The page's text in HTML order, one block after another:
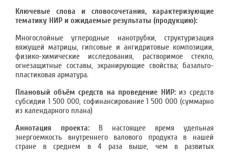
Ключевые слова и словосочетания, характеризующие
тематику НИР и ожидаемые результаты (продукцию):
Многослойные углеродные нанотрубки, структуризация
вяжущей матрицы, гипсовые и ан­гидритовые композиции,
физико-химические исследования, растворимое стекло,
огнеза­щитные составы, экранирующие свойства; базальто-
пластиковая арматура.
Плановый объём средств на проведение НИР: из средств
субсидии 1 500 000, софинансирование 1 500 000 (суммарно
из календарного плана)
Аннотация проекта: В настоящее время удельная
энергоемкость внутреннего валового продукта в нашей
стране в среднем в 4 раза выше, чем в развитых